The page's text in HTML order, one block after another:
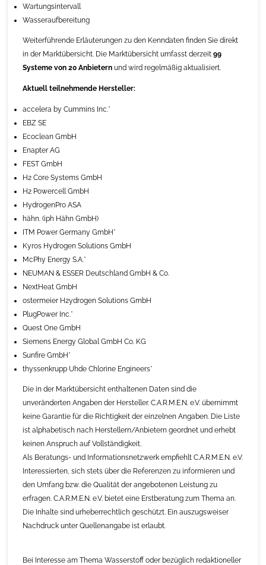
Wartungsintervall
Wasseraufbereitung
Weiterführende Erläuterungen zu den Kenndaten finden Sie direkt
in der Marktübersicht. Die Marktübersicht umfasst derzeit99
Systeme von 20 Anbietern und wird regelmäßig aktualisiert.
Aktuell teilnehmende Hersteller:
accelera by Cummins Inc.*
EBZ SE
Ecoclean GmbH
Enapter AG
FEST GmbH
H2 Core Systems GmbH
H2 Powercell GmbH
HydrogenPro ASA
hähn. (iph Hähn GmbH)
ITM Power Germany GmbH*
Kyros Hydrogen Solutions GmbH
McPhy Energy S.A.*
NEUMAN & ESSER Deutschland GmbH & Co.
NextHeat GmbH
ostermeier H2ydrogen Solutions GmbH
PlugPower Inc.*
Quest One GmbH
Siemens Energy Global GmbH Co. KG
Sunfire GmbH*
thyssenkrupp Uhde Chlorine Engineers*
Die in der Marktübersicht enthaltenen Daten sind die
unveränderten Angaben der Hersteller. C.A.R.M.E.N. e.V. übernimmt
keine Garantie für die Richtigkeit der einzelnen Angaben. Die Liste
ist alphabetisch nach Herstellern/Anbietern geordnet und erhebt
keinen Anspruch auf Vollständigkeit.
Als Beratungs- und Informationsnetzwerk empfiehlt C.A.R.M.E.N. e.V.
Interessierten, sich stets über die Referenzen zu informieren und
den Umfang bzw. die Qualität der angebotenen Leistung zu
erfragen. C.A.R.M.E.N. e.V. bietet eine Erstberatung zum Thema an.
Die Inhalte sind urheberrechtlich geschützt. Ein auszugsweiser
Nachdruck unter Quellenangabe ist erlaubt.
Bei Interesse am Thema Wasserstoff oder bezüglich redaktioneller